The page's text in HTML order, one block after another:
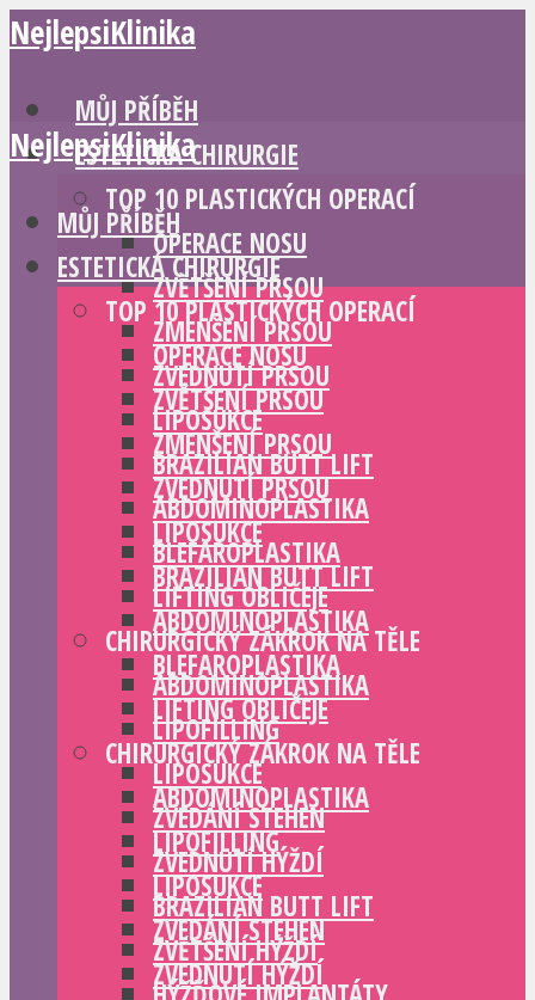
NejlepsiKlinika
MŮJ PŘÍBĚH
ESTETICKÁ CHIRURGIE
TOP 10 PLASTICKÝCH OPERACÍ
OPERACE NOSU
ZVĚTŠENÍ PRSOU
ZMENŠENÍ PRSOU
ZVEDNUTÍ PRSOU
LIPOSUKCE
BRAZILIAN BUTT LIFT
ABDOMINOPLASTIKA
BLEFAROPLASTIKA
LIFTING OBLIČEJE
CHIRURGICKÝ ZÁKROK NA TĚLE
ABDOMINOPLASTIKA
LIPOFILLING
LIPOSUKCE
ZVEDÁNÍ STEHEN
ZVEDNUTÍ HÝŽDÍ
BRAZILIAN BUTT LIFT
ZVĚTŠENÍ HÝŽDÍ
NejlepsiKlinika
MŮJ PŘÍBĚH
ESTETICKÁ CHIRURGIE
TOP 10 PLASTICKÝCH OPERACÍ
OPERACE NOSU
ZVĚTŠENÍ PRSOU
ZMENŠENÍ PRSOU
ZVEDNUTÍ PRSOU
LIPOSUKCE
BRAZILIAN BUTT LIFT
ABDOMINOPLASTIKA
BLEFAROPLASTIKA
LIFTING OBLIČEJE
CHIRURGICKÝ ZÁKROK NA TĚLE
ABDOMINOPLASTIKA
LIPOFILLING
LIPOSUKCE
ZVEDÁNÍ STEHEN
ZVEDNUTÍ HÝŽDÍ